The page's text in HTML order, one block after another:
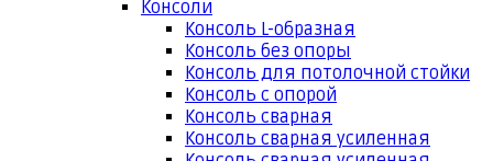
Консоли
Консоль L-образная
Консоль без опоры
Консоль для потолочной стойки
Консоль с опорой
Консоль сварная
Консоль сварная усиленная